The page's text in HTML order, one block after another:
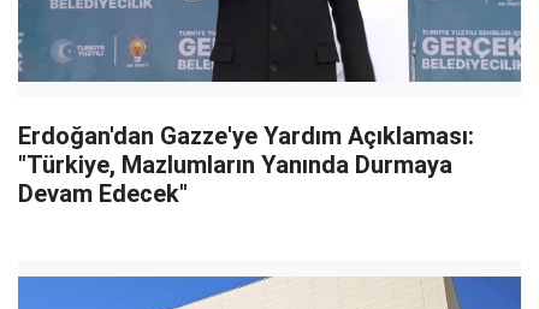
Erdoğan'dan Gazze'ye Yardım Açıklaması:
"Türkiye, Mazlumların Yanında Durmaya
Devam Edecek"